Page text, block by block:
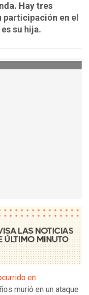
Hay tres
en el
su hija.
en
murió en un ataque